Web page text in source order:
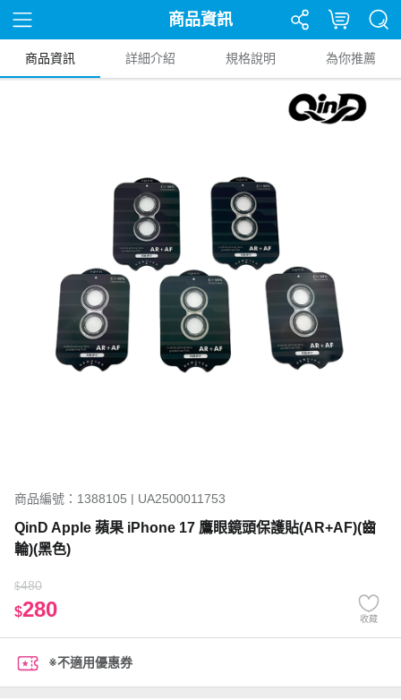
商品資訊
商品資訊 詳細介紹 規格說明 為你推薦
商品編號：1388105 | UA2500011753
QinD Apple 蘋果 iPhone 17 鷹眼鏡頭保護貼(AR+AF)(齒
輪)(黑色)
$480
$280 收藏
※不適用優惠券